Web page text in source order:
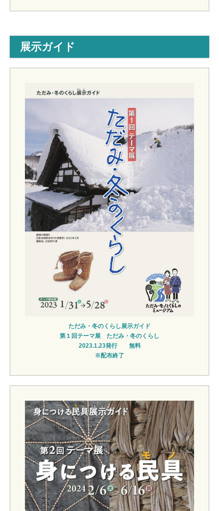
展示ガイド
ただみ・冬のくらし展示ガイド
第１回テーマ展 ただみ・冬のくらし
2023.1.23発行 無料
※配布終了